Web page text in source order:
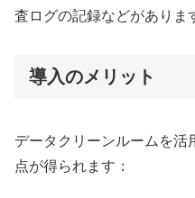
査ログの記録などがありま
導入のメリット
データクリーンルームを活
点が得られます：